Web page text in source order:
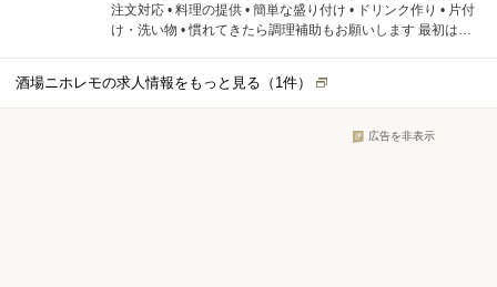
注文対応 • 料理の提供 • 簡単な盛り付け • ドリンク作り • 片付
け・洗い物 • 慣れてきたら調理補助もお願いします 最初は簡
酒場ニホレモの求人情報をもっと見る（ 1件）
広告を非表示